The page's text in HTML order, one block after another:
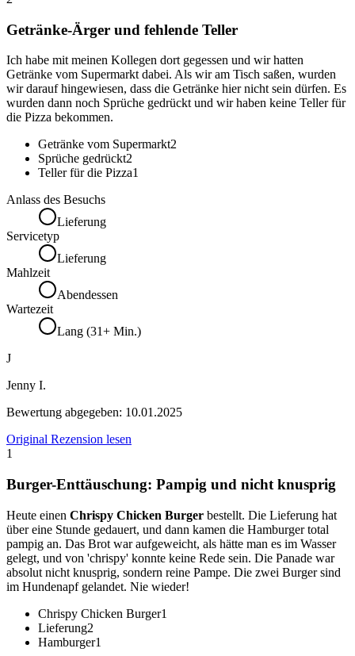
Getränke-Ärger und fehlende Teller
Ich habe mit meinen Kollegen dort gegessen und wir hatten
Getränke vom Supermarkt dabei. Als wir am Tisch saßen, wurden
wir darauf hingewiesen, dass die Getränke hier nicht sein dürfen. Es
wurden dann noch Sprüche gedrückt und wir haben keine Teller für
die Pizza bekommen.
Getränke vom Supermarkt2
Sprüche gedrückt2
Teller für die Pizza1
Anlass des Besuchs
Lieferung
Servicetyp
Lieferung
Mahlzeit
Abendessen
Wartezeit
Lang (31+ Min.)
J
Jenny I.
Bewertung abgegeben: 10.01.2025
Original Rezension lesen
1
Burger-Enttäuschung: Pampig und nicht knusprig
Heute einen Chrispy Chicken Burger bestellt. Die Lieferung hat
über eine Stunde gedauert, und dann kamen die Hamburger total
pampig an. Das Brot war aufgeweicht, als hätte man es im Wasser
gelegt, und von 'chrispy' konnte keine Rede sein. Die Panade war
absolut nicht knusprig, sondern reine Pampe. Die zwei Burger sind
im Hundenapf gelandet. Nie wieder!
Chrispy Chicken Burger1
Lieferung2
Hamburger1